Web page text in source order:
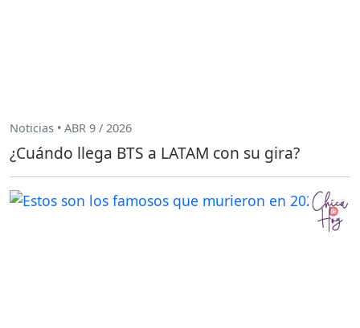
Noticias • ABR 9 / 2026
¿Cuándo llega BTS a LATAM con su gira?